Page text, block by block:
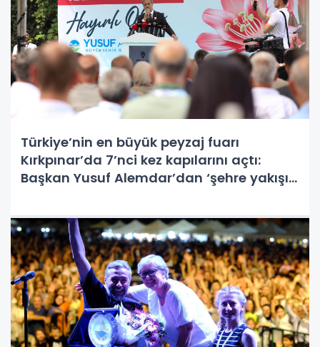
Türkiye’nin en büyük peyzaj fuarı
Kırkpınar’da 7’nci kez kapılarını açtı:
Başkan Yusuf Alemdar’dan ‘şehre yakışır’